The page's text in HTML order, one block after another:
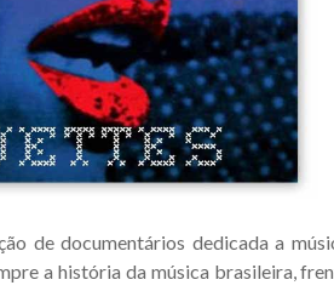
de documentários dedicada a
a história da música brasileira,